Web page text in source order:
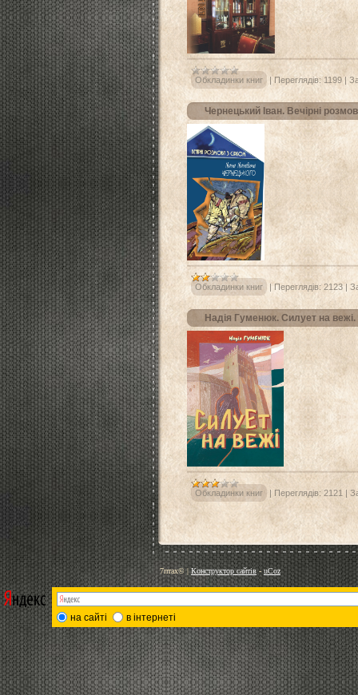
Обкладинки книг |Переглядів: 1199|
Чернецький Іван. Вечірні
Обкладинки книг |Переглядів: 2123|
Надія Гуменюк. Силует на вежі.
Обкладинки книг | Переглядів: 2121 |
7птах©|Конструктор сайтів-uCoz
на сайті в інтернеті